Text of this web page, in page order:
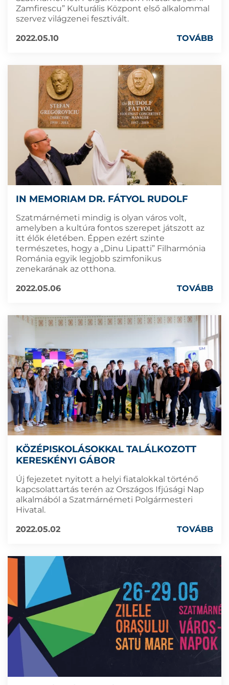
Zamfirescu” Kulturális Központ első alkalommal
szervez világzenei fesztivált.
2022.05.10
TOVÁBB
IN MEMORIAM DR. FÁTYOL RUDOLF
Szatmárnémeti mindig is olyan város volt,
amelyben a kultúra fontos szerepet játszott az
itt élők életében. Éppen ezért szinte
természetes, hogy a „Dinu Lipatti” Filharmónia
Románia egyik legjobb szimfonikus
zenekarának az otthona.
2022.05.06
TOVÁBB
KÖZÉPISKOLÁSOKKAL TALÁLKOZOTT
KERESKÉNYI GÁBOR
Új fejezetet nyitott a helyi fiatalokkal történő
kapcsolattartás terén az Országos Ifjúsági Nap
alkalmából a Szatmárnémeti Polgármesteri
Hivatal.
2022.05.02
TOVÁBB